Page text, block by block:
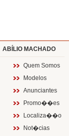
ABÍLIO MACHADO
Quem Somos
Modelos
Anunciantes
Promo��es
Localiza��o
Not�cias